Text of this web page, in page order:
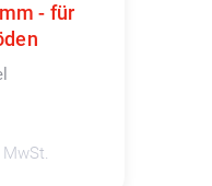
- für
MwSt.